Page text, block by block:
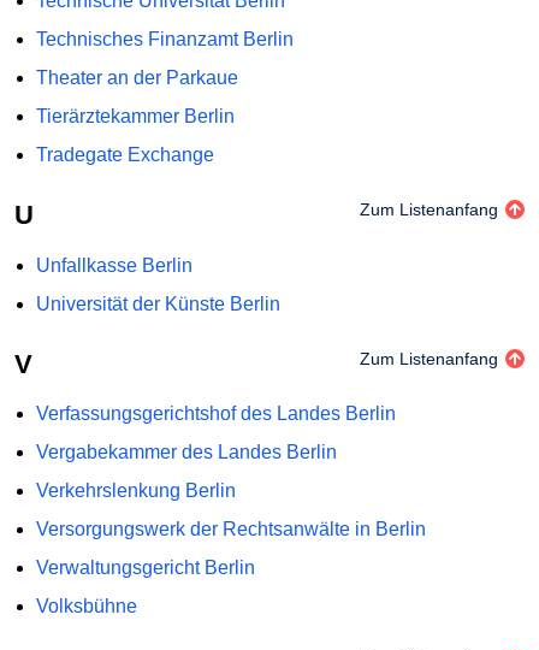
Technisches Finanzamt Berlin
Theater an der Parkaue
Tierärztekammer Berlin
Tradegate Exchange
U Zum Listenanfang
Unfallkasse Berlin
Universität der Künste Berlin
V Zum Listenanfang
Verfassungsgerichtshof des Landes Berlin
Vergabekammer des Landes Berlin
Verkehrslenkung Berlin
Versorgungswerk der Rechtsanwälte in Berlin
Verwaltungsgericht Berlin
Volksbühne